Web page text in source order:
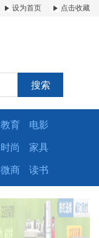
设为首页 点击收藏
搜索
教育 电影
时尚 家具
微商 读书